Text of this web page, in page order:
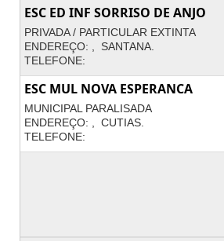
ESC ED INF SORRISO DE ANJO
PRIVADA / PARTICULAR EXTINTA
ENDEREÇO: , SANTANA.
TELEFONE:
ESC MUL NOVA ESPERANCA
MUNICIPAL PARALISADA
ENDEREÇO: , CUTIAS.
TELEFONE: